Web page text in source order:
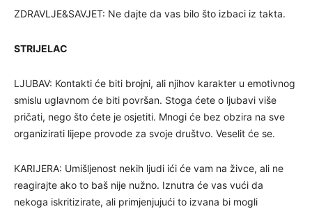
ZDRAVLJE&SAVJET: Ne dajte da vas bilo što izbaci iz takta.
STRIJELAC
LJUBAV: Kontakti će biti brojni, ali njihov karakter u emotivnog
smislu uglavnom će biti površan. Stoga ćete o ljubavi više
pričati, nego što ćete je osjetiti. Mnogi će bez obzira na sve
organizirati lijepe provode za svoje društvo. Veselit će se.
KARIJERA: Umišljenost nekih ljudi ići će vam na živce, ali ne
reagirajte ako to baš nije nužno. Iznutra će vas vući da
nekoga iskritizirate, ali primjenjujući to izvana bi mogli